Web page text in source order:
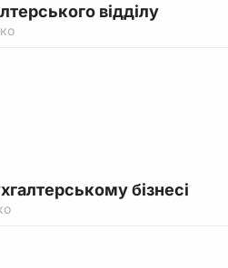
відділу
бізнесі